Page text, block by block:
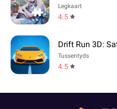
Legkaart
4.5
Drift Run 3D:
Tussentyds
4.5